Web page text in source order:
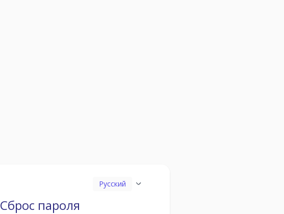
Русский
Сброс пароля